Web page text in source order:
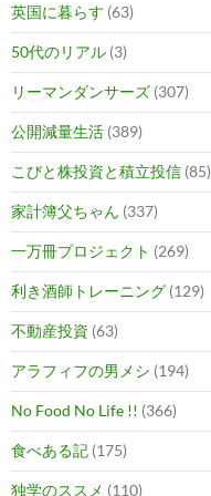
英国に暮らす (63)
50代のリアル (3)
リーマンダンサーズ (307)
公開減量生活 (389)
こびと株投資と積立投信 (85)
家計簿父ちゃん (337)
一万冊プロジェクト (269)
利き酒師トレーニング (129)
不動産投資 (63)
アラフィフの男メシ (194)
No Food No Life !! (366)
食べある記 (175)
独学のススメ (110)